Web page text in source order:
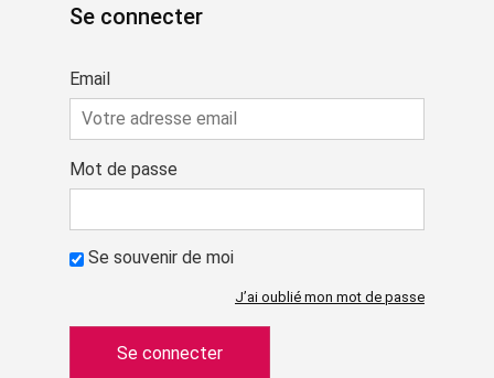
Se connecter
Email
Mot de passe
Se souvenir de moi
J’ai oublié mon mot de passe